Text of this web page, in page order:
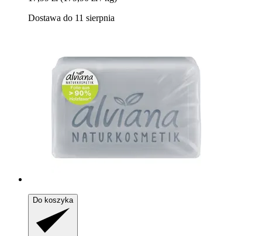
Dostawa do 11 sierpnia
Do koszyka